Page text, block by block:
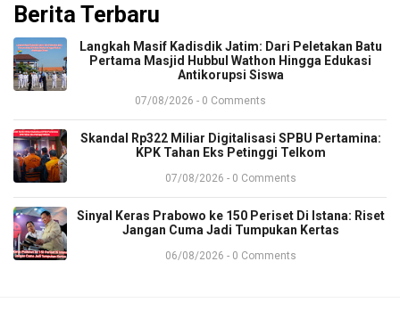
Berita Terbaru
​Langkah Masif Kadisdik Jatim: Dari Peletakan Batu
Pertama Masjid Hubbul Wathon Hingga Edukasi
Antikorupsi Siswa
07/08/2026 - 0 Comments
​Skandal Rp322 Miliar Digitalisasi SPBU Pertamina:
KPK Tahan Eks Petinggi Telkom
07/08/2026 - 0 Comments
Sinyal Keras Prabowo ke 150 Periset Di Istana: Riset
Jangan Cuma Jadi Tumpukan Kertas
06/08/2026 - 0 Comments